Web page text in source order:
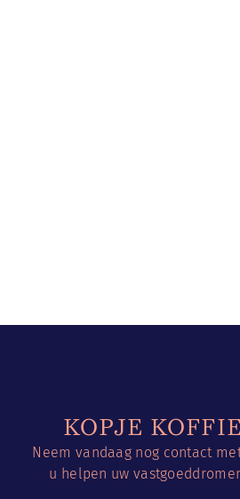
KOPJE
Neem vandaag nog contact
u helpen uw